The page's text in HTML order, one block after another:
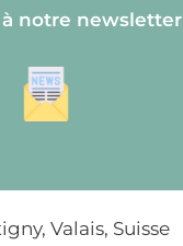
à notre newsletter
Valais, Suisse